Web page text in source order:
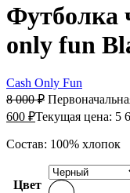
Футболка
only fun
Cash Only Fun
8 000₽
600 ₽Текущая цена: 5
Состав: 100% хлопок
Цвет